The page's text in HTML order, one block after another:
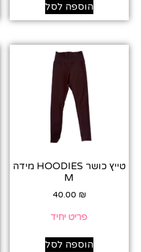
הוספה לסל
טייץ כושר HOODIES מידה
M
40.00 ₪
פריט יחיד
הוספה לסל